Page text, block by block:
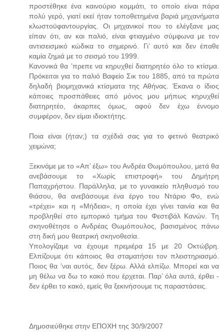
προστέθηκε ένα καινούριο κομμάτι, το οποίο είναι πάρα
πολύ γερό, γιατί εκεί ήταν τοποθετημένα βαριά μηχανήματα
κλωστοϋφαντουργίας. Οι μηχανικοί που το ελέγξανε μας
είπαν ότι, αν και παλιό, είναι φτιαγμένο σύμφωνα με τον
αντισεισμικό κώδικα το σημερινό. Γι’ αυτό και δεν έπαθε
καμία ζημιά με το σεισμό του 1999.
Κανονικά θα ’πρεπε να κηρυχθεί διατηρητέο όλο το κτίσμα.
Πρόκειται για το παλιό Βαφείο Σικ του 1885, από τα πρώτα
δηλαδή βιομηχανικά κτίσματα της Αθήνας. Έκανα ο ίδιος
κάποιες προσπάθειες από μόνος μου μήπως κηρυχθεί
διατηρητέο, άκαρπες όμως, αφού δεν έχω έννομο
συμφέρον, δεν είμαι ιδιοκτήτης.
Ποια είναι (ήταν;) τα σχέδιά σας για το φετινό θεατρικό
χειμώνα;
Ξεκινάμε με το «Απ’ έξω» του Ανδρέα Θωμόπουλου, μετά θα
ανεβάσουμε το «Χωρίς επιστροφή» του Δημήτρη
Παπαχρήστου. Παράλληλα, με το γυναικείο πληθυσμό του
θιάσου, θα ανεβάσουμε ένα έργο του Ντάριο Φο, ενώ
«τρέχει» και η «Μήδεια», η οποία έχει γίνει ταινία και θα
προβληθεί στο εμπορικό τμήμα του Φεστιβάλ Κανών. Τη
σκηνοθέτησε ο Ανδρέας Θωμόπουλος, βασισμένος πάνω
στη δική μου θεατρική σκηνοθεσία.
Υπολογίζαμε να έχουμε πρεμιέρα 15 με 20 Οκτώβρη.
Ελπίζουμε ότι κάποιος θα σταματήσει τον πλειστηριασμό.
Ποιος θα ’ναι αυτός, δεν ξέρω. Αλλά ελπίζω. Μπορεί και να
μη θέλω να δω το κακό που έρχεται. Παρ’ όλα αυτά, έρθει -
δεν έρθει το κακό, εμείς θα ξεκινήσουμε τις παραστάσεις.
Δημοσιεύθηκε στην ΕΠΟΧΗ της 30/9/2007